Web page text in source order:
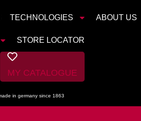
TECHNOLOGIES ABOUT US
STORE LOCATOR
MY CATALOGUE